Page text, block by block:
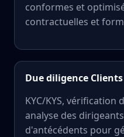
conformes et
contractuelles et
Due diligence
KYC/KYS, vérification
analyse des
d'antécédents pour